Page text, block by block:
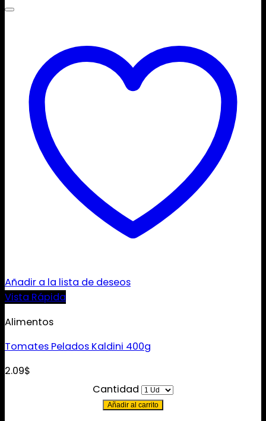
Añadir a la lista de deseos
Vista Rápida
Alimentos
Tomates Pelados Kaldini 400g
2.09$
Cantidad
Añadir al carrito